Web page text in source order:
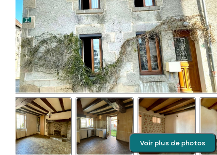
Voir plus de photos